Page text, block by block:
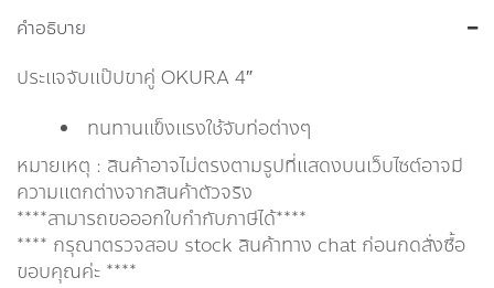
คำอธิบาย
ประแจจับแป๊ปขาคู่ OKURA 4″
ทนทานเเข็งเเรงใช้จับท่อต่างๆ
หมายเหตุ : สินค้าอาจไม่ตรงตามรูปที่แสดงบนเว็บไซต์อาจมี
ความแตกต่างจากสินค้าตัวจริง
****สามารถขอออกใบกำกับภาษีได้****
**** กรุณาตรวจสอบ stock สินค้าทาง chat ก่อนกดสั่งซื้อ
ขอบคุณค่ะ ****